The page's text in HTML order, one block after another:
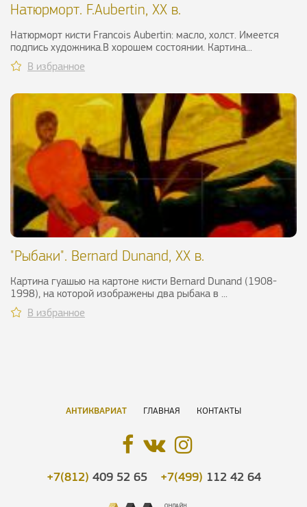
Натюрморт. F.Аubertin, XX в.
Натюрморт кисти Francois Аubertin: масло, холст. Имеется
подпись художника.В хорошем состоянии. Картина...
В избранное
"Рыбаки". Bernard Dunand, ХХ в.
Картина гуашью на картоне кисти Bernard Dunand (1908-
1998), на которой изображены два рыбака в ...
В избранное
АНТИКВАРИАТ ГЛАВНАЯ КОНТАКТЫ
+7(812) 409 52 65 +7(499) 112 42 64